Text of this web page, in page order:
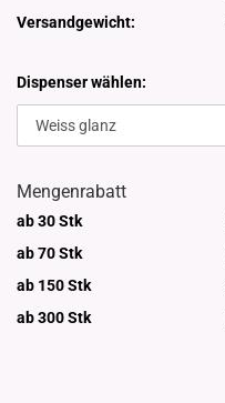
Versandgewicht:
Dispenser wählen:
Mengenrabatt
ab 30 Stk
ab 70 Stk
ab 150 Stk
ab 300Stk